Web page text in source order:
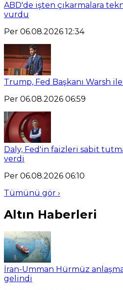
ABD'de işten çıkarmalara
vurdu
Per 06.08.2026 12:34
Trump, Fed Başkanı Warsh
Per 06.08.2026 06:59
Daly, Fed'in faizleri sabit
verdi
Per 06.08.2026 06:10
Tümünü gör ›
Altın Haberleri
İran-Umman Hürmüz
gelindi